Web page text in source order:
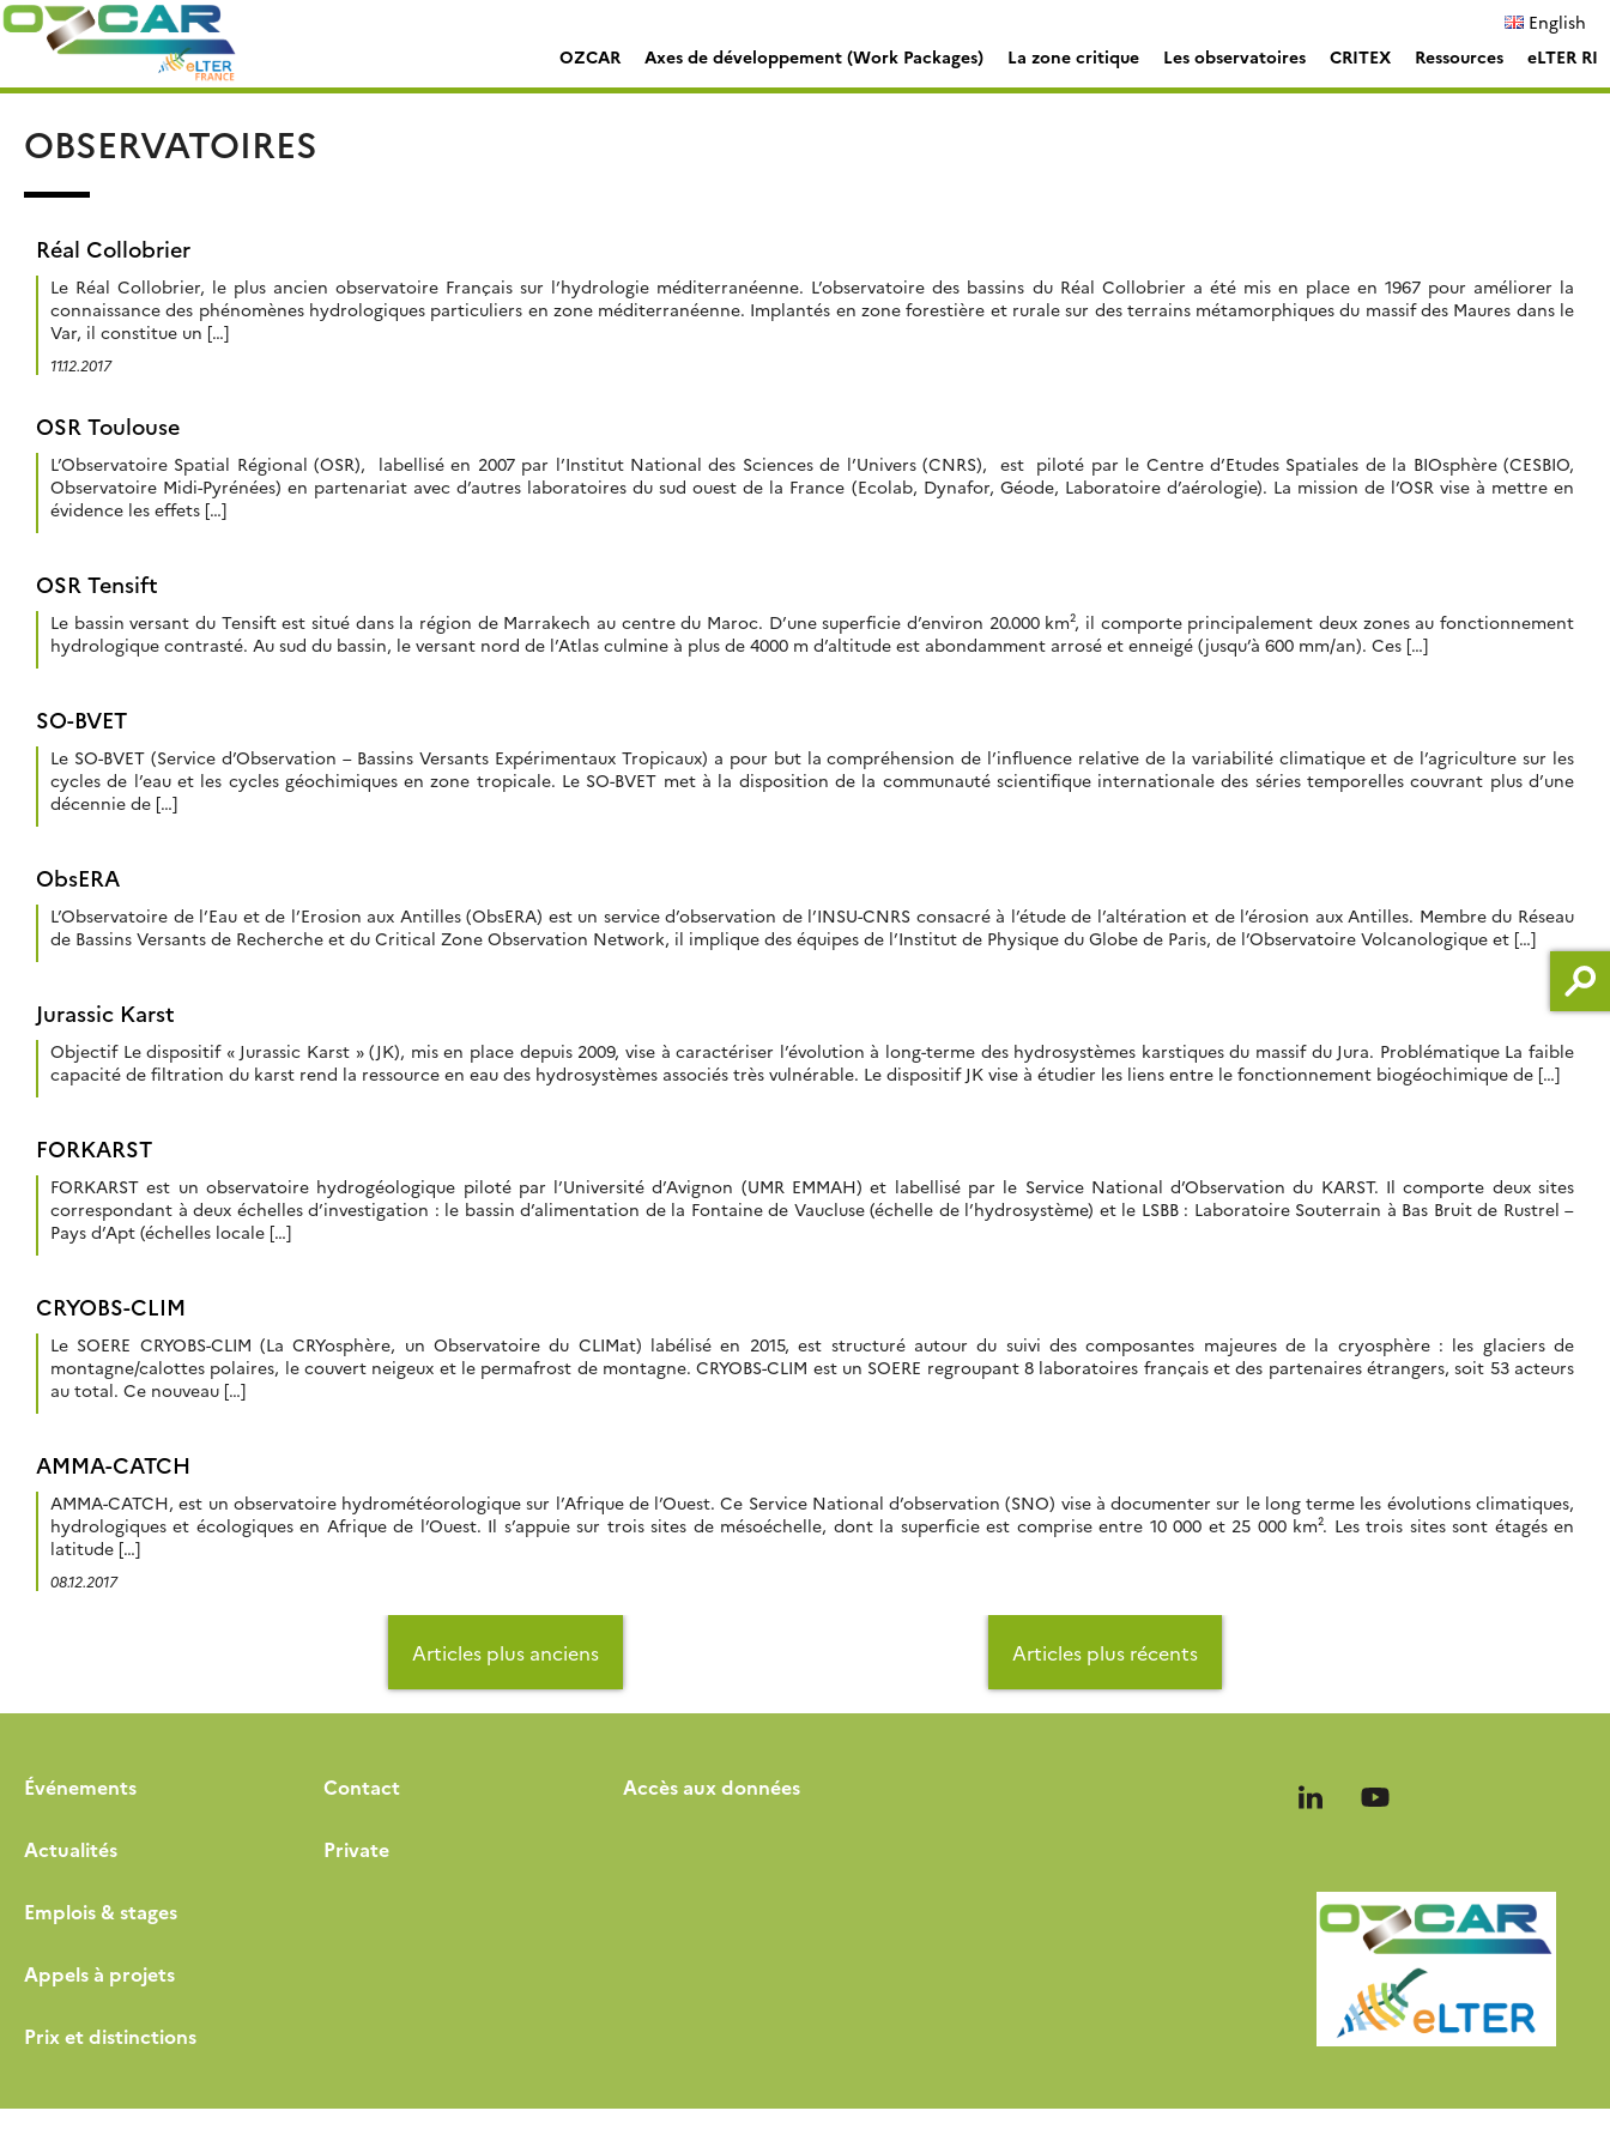
Skip
to
English
OZCAR
Axes de développement (Work Packages) La zone critique Les observatoires CRITEX Ressources eLTER RI
OBSERVATOIRES
Réal Collobrier
Le Réal Collobrier, le plus ancien observatoire Français sur l’hydrologie méditerranéenne. L’observatoire des bassins du Réal Collobrier a été mis en place en 1967 pour améliorer la
connaissance des phénomènes hydrologiques particuliers en zone méditerranéenne. Implantés en zone forestière et rurale sur des terrains métamorphiques du massif des Maures dans le
Var, il constitue un […]
11.12.2017
OSR Toulouse
L’Observatoire Spatial Régional (OSR), labellisé en 2007 par l’Institut National des Sciences de l’Univers (CNRS), est piloté par le Centre d’Etudes Spatiales de la BIOsphère (CESBIO,
Observatoire Midi-Pyrénées) en partenariat avec d’autres laboratoires du sud ouest de la France (Ecolab, Dynafor, Géode, Laboratoire d’aérologie). La mission de l’OSR vise à mettre en
évidence les effets […]
OSR Tensift
Le bassin versant du Tensift est situé dans la région de Marrakech au centre du Maroc. D’une superficie d’environ 20.000 km², il comporte principalement deux zones au fonctionnement
hydrologique contrasté. Au sud du bassin, le versant nord de l’Atlas culmine à plus de 4000 m d’altitude est abondamment arrosé et enneigé (jusqu’à 600 mm/an). Ces […]
SO-BVET
Le SO-BVET (Service d’Observation – Bassins Versants Expérimentaux Tropicaux) a pour but la compréhension de l’influence relative de la variabilité climatique et de l’agriculture sur les
cycles de l’eau et les cycles géochimiques en zone tropicale. Le SO-BVET met à la disposition de la communauté scientifique internationale des séries temporelles couvrant plus d’une
décennie de […]
ObsERA
L’Observatoire de l’Eau et de l’Erosion aux Antilles (ObsERA) est un service d’observation de l’INSU-CNRS consacré à l’étude de l’altération et de l’érosion aux Antilles. Membre du Réseau
de Bassins Versants de Recherche et du Critical Zone Observation Network, il implique des équipes de l’Institut de Physique du Globe de Paris, de l’Observatoire Volcanologique et […]
Jurassic Karst
Objectif Le dispositif « Jurassic Karst » (JK), mis en place depuis 2009, vise à caractériser l’évolution à long-terme des hydrosystèmes karstiques du massif du Jura. Problématique La faible
capacité de filtration du karst rend la ressource en eau des hydrosystèmes associés très vulnérable. Le dispositif JK vise à étudier les liens entre le fonctionnement biogéochimique de […]
FORKARST
FORKARST est un observatoire hydrogéologique piloté par l’Université d’Avignon (UMR EMMAH) et labellisé par le Service National d’Observation du KARST. Il comporte deux sites
correspondant à deux échelles d’investigation : le bassin d’alimentation de la Fontaine de Vaucluse (échelle de l’hydrosystème) et le LSBB : Laboratoire Souterrain à Bas Bruit de Rustrel –
Pays d’Apt (échelles locale […]
CRYOBS-CLIM
Le SOERE CRYOBS-CLIM (La CRYosphère, un Observatoire du CLIMat) labélisé en 2015, est structuré autour du suivi des composantes majeures de la cryosphère : les glaciers de
montagne/calottes polaires, le couvert neigeux et le permafrost de montagne. CRYOBS-CLIM est un SOERE regroupant 8 laboratoires français et des partenaires étrangers, soit 53 acteurs
au total. Ce nouveau […]
AMMA-CATCH
AMMA-CATCH, est un observatoire hydrométéorologique sur l’Afrique de l’Ouest. Ce Service National d’observation (SNO) vise à documenter sur le long terme les évolutions climatiques,
hydrologiques et écologiques en Afrique de l’Ouest. Il s’appuie sur trois sites de mésoéchelle, dont la superficie est comprise entre 10 000 et 25 000 km². Les trois sites sont étagés en
latitude […]
08.12.2017
articles
Articles plus anciens Articles plus récents
Événements
Actualités
Emplois & stages
Appels à projets
Prix et distinctions
Contact
Private
Accès aux données